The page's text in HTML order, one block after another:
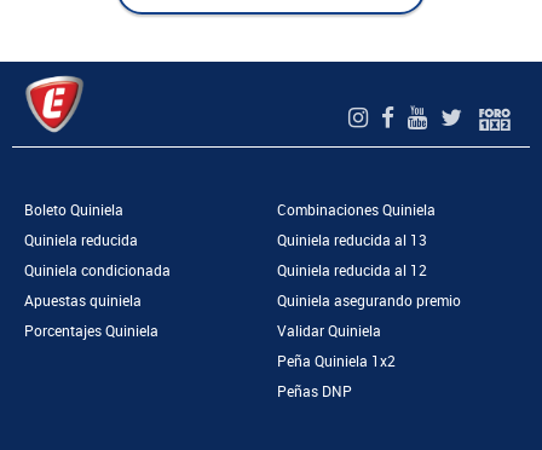
Boleto Quiniela
Quiniela reducida
Quiniela condicionada
Apuestas quiniela
Porcentajes Quiniela
Combinaciones Quiniela
Quiniela reducida al 13
Quiniela reducida al 12
Quiniela asegurando premio
Validar Quiniela
Peña Quiniela 1x2
Peñas DNP